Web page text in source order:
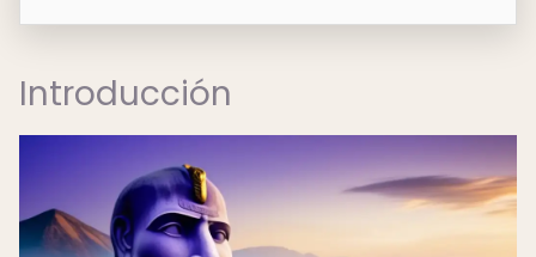
Introducción